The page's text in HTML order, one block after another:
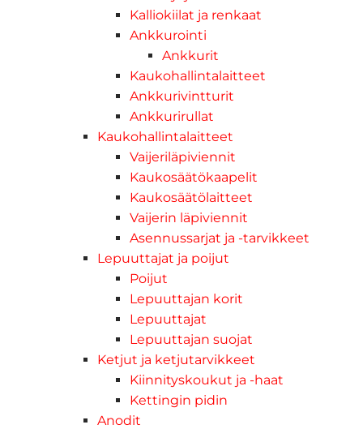
Kalliokiilat ja renkaat
Ankkurointi
Ankkurit
Kaukohallintalaitteet
Ankkurivintturit
Ankkurirullat
Kaukohallintalaitteet
Vaijeriläpiviennit
Kaukosäätökaapelit
Kaukosäätölaitteet
Vaijerin läpiviennit
Asennussarjat ja -tarvikkeet
Lepuuttajat ja poijut
Poijut
Lepuuttajan korit
Lepuuttajat
Lepuuttajan suojat
Ketjut ja ketjutarvikkeet
Kiinnityskoukut ja -haat
Kettingin pidin
Anodit